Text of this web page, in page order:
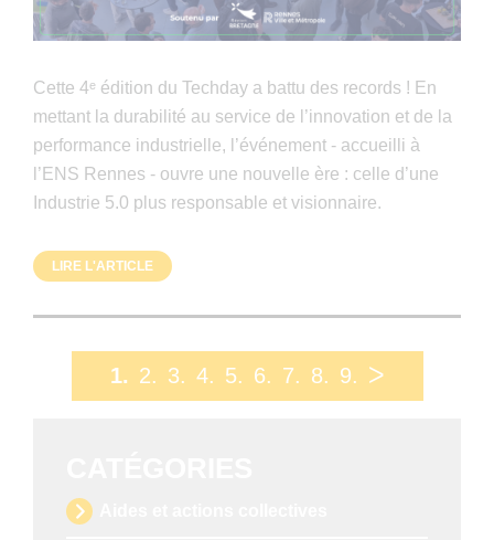
Cette 4ᵉ édition du Techday a battu des records ! En
mettant la durabilité au service de l’innovation et de la
performance industrielle, l’événement - accueilli à
l’ENS Rennes - ouvre une nouvelle ère : celle d’une
Industrie 5.0 plus responsable et visionnaire.
LIRE L'ARTICLE
1 2 3 4 5 6 7 8 9 ᐳ